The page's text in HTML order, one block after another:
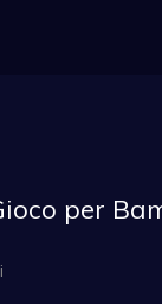
per